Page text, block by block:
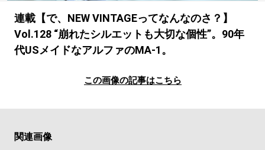
#SPORTS #HANDSOME HANDBOOK
連載【で、NEW VINTAGEってなんなのさ？】
Vol.128 “崩れたシルエットも大切な個性”。90年
代USメイドなアルファのMA-1。
この画像の記事はこちら
関連画像